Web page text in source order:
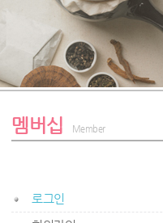
멤버십 Member
로그인